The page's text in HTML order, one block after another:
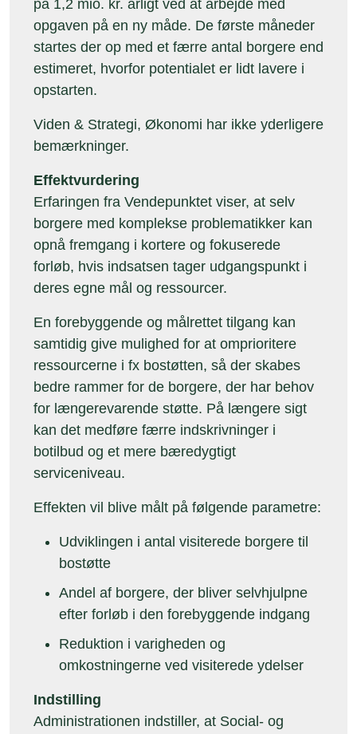
på 1,2 mio. kr. årligt ved at arbejde med
opgaven på en ny måde. De første måneder
startes der op med et færre antal borgere end
estimeret, hvorfor potentialet er lidt lavere i
opstarten.
Viden & Strategi, Økonomi har ikke yderligere
bemærkninger.
Effektvurdering
Erfaringen fra Vendepunktet viser, at selv
borgere med komplekse problematikker kan
opnå fremgang i kortere og fokuserede
forløb, hvis indsatsen tager udgangspunkt i
deres egne mål og ressourcer.
En forebyggende og målrettet tilgang kan
samtidig give mulighed for at omprioritere
ressourcerne i fx bostøtten, så der skabes
bedre rammer for de borgere, der har behov
for længerevarende støtte. På længere sigt
kan det medføre færre indskrivninger i
botilbud og et mere bæredygtigt
serviceniveau.
Effekten vil blive målt på følgende parametre:
Udviklingen i antal visiterede borgere til
bostøtte
Andel af borgere, der bliver selvhjulpne
efter forløb i den forebyggende indgang
Reduktion i varigheden og
omkostningerne ved visiterede ydelser
Indstilling
Administrationen indstiller, at Social- og